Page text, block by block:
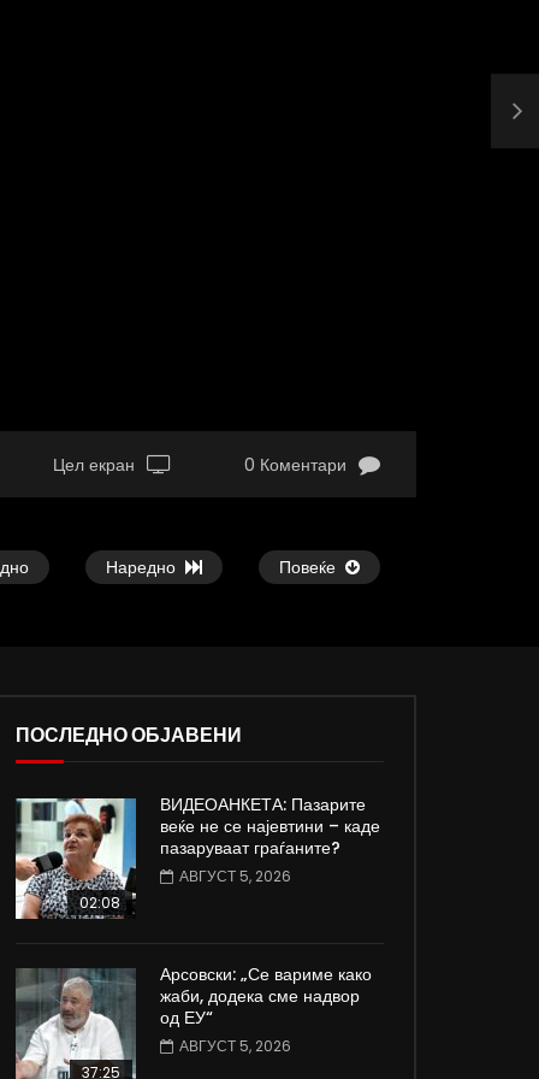
Цел екран 0 Коментари
Наредно Повеќе
Атовска од Киев, Украина: Нема
изгледи за брзо завршување на
војната
ДАМЈАН ВАРОШЛИЈА
ЈУНИ 30, 2022
топло време со
ПОСЛЕДНО ОБЈАВЕНИ
02:08
ВИДЕОАНКЕТА: Пазарите
веќе не се најевтини – каде
пазаруваат граѓаните?
АВГУСТ 5, 2026
37:25
Арсовски: „Се вариме како
жаби, додека сме надвор
од ЕУ“
АВГУСТ 5, 2026